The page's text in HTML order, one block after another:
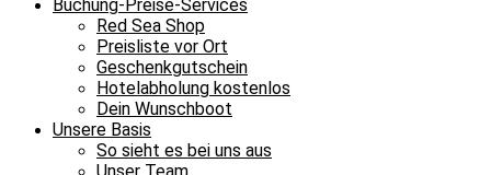
Buchung-Preise-Services
Red Sea Shop
Preisliste vor Ort
Geschenkgutschein
Hotelabholung kostenlos
Dein Wunschboot
Unsere Basis
So sieht es bei uns aus